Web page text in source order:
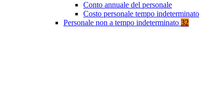
Conto annuale del personale
Costo personale tempo indeterminato
Personale non a tempo indeterminato 32